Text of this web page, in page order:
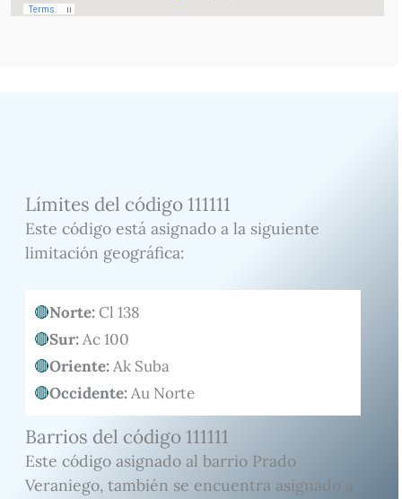
Límites del código 111111
Este código está asignado a la siguiente
limitación geográfica:
Norte:Cl 138
Sur:Ac 100
Oriente:Ak Suba
Occidente:Au Norte
Barrios del código 111111
Este código asignado al barrio Prado
Veraniego, también se encuentra asignado a